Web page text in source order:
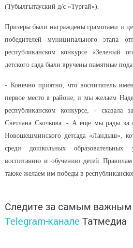
(Тубылгытауский д/с «Тургай»).
Призеры были награждены грамотами и
победителей муниципального этапа
республиканском конкурсе «Зеленый
детского сада были вручены памятные
- Конечно приятно, что воспитатель
первое место в районе, и мы желаем
республиканском конкурсе, - сказала
Светлана Скочкова. - А еще мы рады за
Новошешминского детсада «Ландыш»,
среди дошкольных
воспитанию и обучению детей
также желаем им победы в
Следите за самым важным
Telegram-канале Татмедиа